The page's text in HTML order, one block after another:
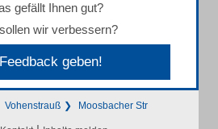
gefällt Ihnen gut?
wir verbessern?
geben!
Vohenstrauß Moosbacher Str